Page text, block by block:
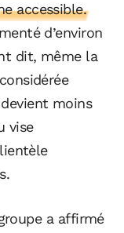
accessible.
d’environ
dit, même la
moins
vise
a affirmé